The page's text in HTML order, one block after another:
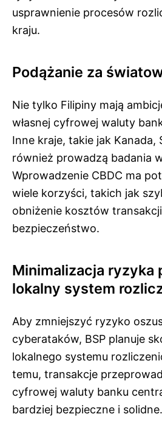
usprawnienie procesów
kraju.
Podążanie za
Nie tylko Filipiny mają
własnej cyfrowej waluty
Inne kraje, takie jak Kanada,
również prowadzą badania
Wprowadzenie CBDC ma
wiele korzyści, takich jak
obniżenie kosztów
bezpieczeństwo.
Minimalizacja ryzyka
lokalny system
Aby zmniejszyć ryzyko
cyberataków, BSP planuje
lokalnego systemu
temu, transakcje
cyfrowej waluty banku
bardziej bezpieczne i solidne.